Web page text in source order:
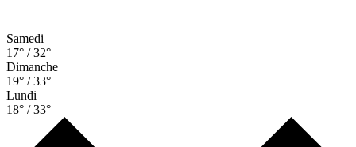
Samedi
17° / 32°
Dimanche
19° / 33°
Lundi
18° / 33°